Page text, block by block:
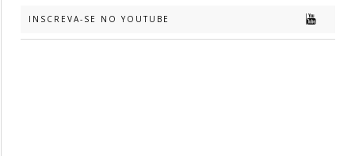
INSCREVA-SE NO YOUTUBE